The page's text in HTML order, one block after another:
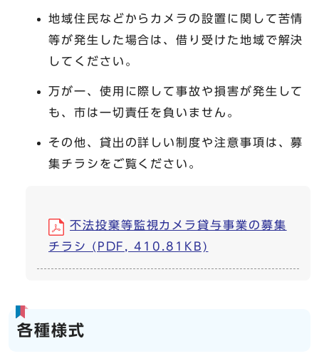
地域住民などからカメラの設置に関して苦情
等が発生した場合は、借り受けた地域で解決
してください。
万が一、使用に際して事故や損害が発生して
も、市は一切責任を負いません。
その他、貸出の詳しい制度や注意事項は、募
集チラシをご覧ください。
不法投棄等監視カメラ貸与事業の募集
チラシ (PDF, 410.81KB)
各種様式